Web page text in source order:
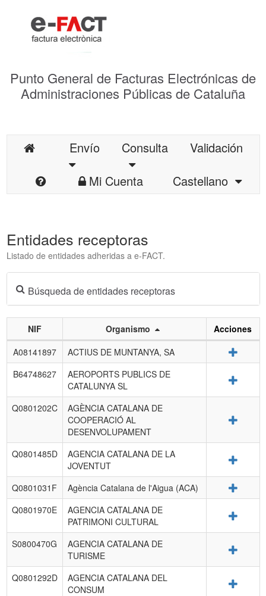
Punto General de Facturas Electrónicas de
Administraciones Públicas de Cataluña
Envío Consulta
Validación
Mi Cuenta
Castellano
Entidades receptoras
Listado de entidades adheridas a e-FACT.
Búsqueda de entidades receptoras
Listado
de
entidades
NIF Organismo
Acciones
A08141897
ACTIUS DE MUNTANYA, SA
B64748627
AEROPORTS PUBLICS DE
CATALUNYA SL
Q0801202C
AGÈNCIA CATALANA DE
COOPERACIÓ AL
DESENVOLUPAMENT
Q0801485D
AGENCIA CATALANA DE LA
JOVENTUT
Q0801031F Agència Catalana de l'Aigua (ACA)
Q0801970E
AGENCIA CATALANA DE
PATRIMONI CULTURAL
S0800470G
AGENCIA CATALANA DE
TURISME
Q0801292D
AGENCIA CATALANA DEL
CONSUM